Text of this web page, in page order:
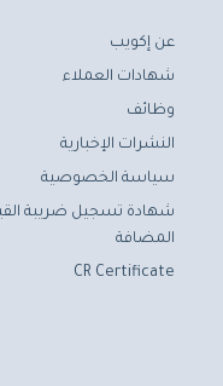
عن إكويب
شهادات العملاء
وظائف
النشرات الإخبارية
سياسة الخصوصية
شهادة تسجيل ضريبة
المضافة
CR Certificate